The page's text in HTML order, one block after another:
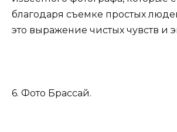
благодаря съемке простых
это выражение чистых чувств и
6. Фото Брассай.